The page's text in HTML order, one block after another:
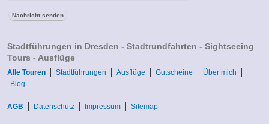
Stadtführungen in Dresden - Stadtrundfahrten - Sightseeing
Tours - Ausflüge
Alle Touren Stadtführungen Ausflüge Gutscheine
Über mich
Blog
AGB Datenschutz Impressum Sitemap